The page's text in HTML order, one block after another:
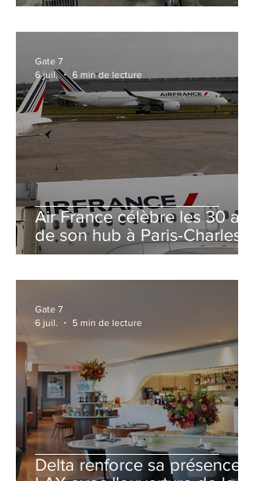
et Zurich
Air France célèbre les 30 ans
de son hub à Paris-Charles
de Gaulle
Gate 7
6 juil.
6 min de lecture
Delta renforce sa présence à
Gate 7
6 juil.
5 min de lecture